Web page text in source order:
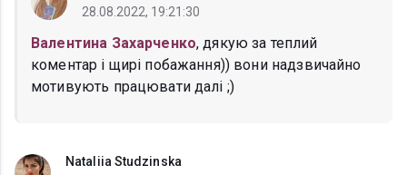
28.08.2022, 19:21:30
Валентина Захарченко, дякую за теплий
коментар і щирі побажання)) вони надзвичайно
мотивують працювати далі ;)
Nataliia Studzinska